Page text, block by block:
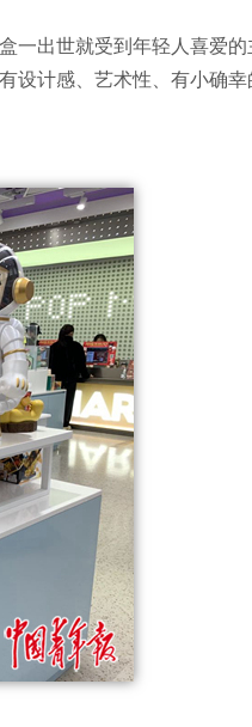
一出世就受到年轻人喜爱的
设计感、艺术性、有小确幸